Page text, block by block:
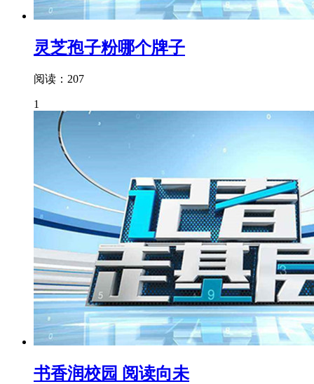
灵芝孢子粉哪个牌子
阅读：207
1
书香润校园 阅读向未